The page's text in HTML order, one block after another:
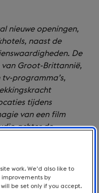
nieuwe openingen,
naast de
De
Groot-Brittannië,
programma’s,
tijdens
van een film
achter de
wellness, is er ook
work. We'd also like to
improvements by
be set only if you accept.